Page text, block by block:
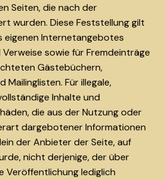
Seiten, die nach der
wurden. Diese Feststellung gilt
eigenen Internetangebotes
sowie für Fremdeinträge
Gästebüchern,
Mailinglisten. Für illegale,
Inhalte und
die aus der Nutzung oder
dargebotener Informationen
der Anbieter der Seite, auf
nicht derjenige, der über
Veröffentlichung lediglich